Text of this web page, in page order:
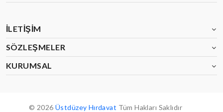
İLETIŞIM
SÖZLEŞMELER
KURUMSAL
© 2026 Üstdüzey Hırdavat Tüm Hakları Saklıdır